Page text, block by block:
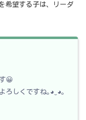
希望する子は、リーダ
😀
ろしくですね｡◕‿◕｡